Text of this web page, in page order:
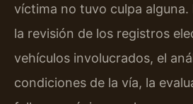
víctima no tuvo culpa alguna.
la revisión de los registros
vehículos involucrados, el
condiciones de la vía, la